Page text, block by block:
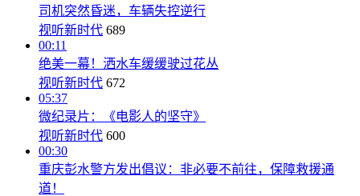
司机突然昏迷，车辆失控逆行
视听新时代 689
00:11
绝美一幕！洒水车缓缓驶过花丛
视听新时代 672
05:37
微纪录片：《电影人的坚守》
视听新时代 600
00:30
重庆彭水警方发出倡议：非必要不前往，保障救援通
道！